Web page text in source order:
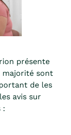
présente
majorité sont
de les
avis sur
: